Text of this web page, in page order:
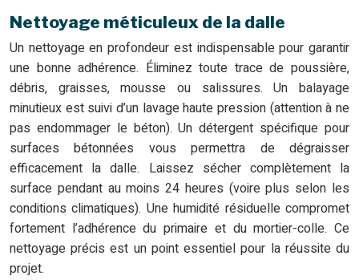
Nettoyage méticuleux de la dalle
Un nettoyage en profondeur est indispensable pour garantir
une bonne adhérence. Éliminez toute trace de poussière,
débris, graisses, mousse ou salissures. Un balayage
minutieux est suivi d’un lavage haute pression (attention à ne
pas endommager le béton). Un détergent spécifique pour
surfaces bétonnées vous permettra de dégraisser
efficacement la dalle. Laissez sécher complètement la
surface pendant au moins 24 heures (voire plus selon les
conditions climatiques). Une humidité résiduelle compromet
fortement l’adhérence du primaire et du mortier-colle. Ce
nettoyage précis est un point essentiel pour la réussite du
projet.